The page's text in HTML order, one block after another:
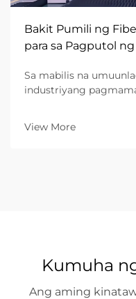
Bakit Pumili ng
para sa Pagputol
Sa mabilis na
industriyang
mas mataas. Para sa
View More
Kumuha
Ang aming